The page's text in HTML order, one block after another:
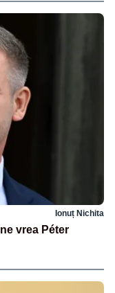
Ionuț Nichita
vrea Péter